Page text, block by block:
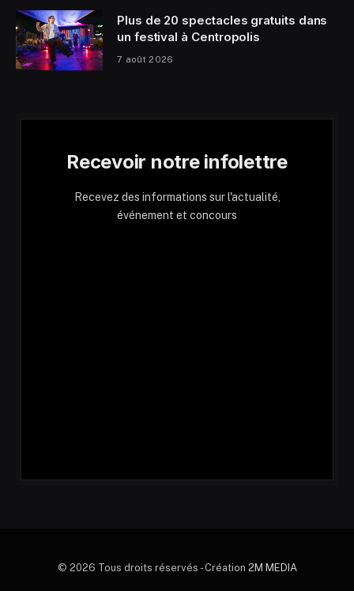
Plus de 20 spectacles gratuits dans
un festival à Centropolis
7 août 2026
Recevoir notre infolettre
Recevez des informations sur l'actualité,
événement et concours
© 2026 Tous droits réservés - Création 2M MEDIA